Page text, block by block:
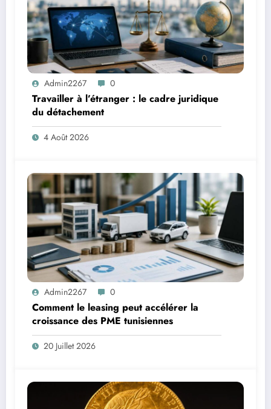
Admin2267 0
Travailler à l’étranger : le cadre juridique
du détachement
4 Août 2026
Admin2267 0
Comment le leasing peut accélérer la
croissance des PME tunisiennes
20 Juillet 2026